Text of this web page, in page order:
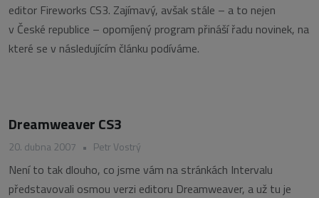
editor Fireworks CS3. Zajímavý, avšak stále – a to nejen
v České republice – opomíjený program přináší řadu novinek, na
které se v následujícím článku podíváme.
Dreamweaver CS3
20. dubna 2007 • Petr Vostrý
Není to tak dlouho, co jsme vám na stránkách Intervalu
představovali osmou verzi editoru Dreamweaver, a už tu je